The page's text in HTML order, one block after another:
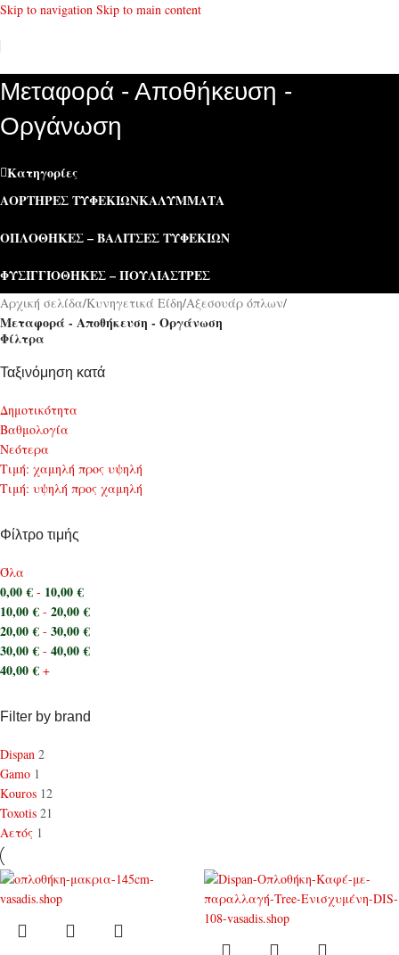
Skip to navigation Skip to main content
Μεταφορά - Αποθήκευση -
Οργάνωση
Κατηγορίες
ΑΟΡΤΉΡΕΣ ΤΥΦΕΚΊΩΝΚΑΛΎΜΜΑΤΑ
ΟΠΛΟΘΉΚΕΣ – ΒΑΛΊΤΣΕΣ ΤΥΦΕΚΊΩΝ
ΦΥΣΙΓΓΙΟΘΉΚΕΣ – ΠΟΥΛΙΆΣΤΡΕΣ
Αρχική σελίδα/Κυνηγετικά Είδη/Αξεσουάρ όπλων/
Μεταφορά - Αποθήκευση - Οργάνωση
Φίλτρα
Ταξινόμηση κατά
Δημοτικότητα
Bαθμολογία
Νεότερα
Τιμή: χαμηλή προς υψηλή
Τιμή: υψηλή προς χαμηλή
Φίλτρο τιμής
Όλα
0,00€ - 10,00€
10,00€ - 20,00€
20,00€ - 30,00€
30,00€ - 40,00€
40,00€ +
Filter by brand
Dispan 2
Gamo 1
Kouros 12
Toxotis 21
Αετός 1